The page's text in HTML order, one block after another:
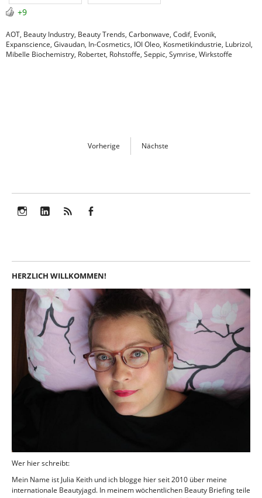
+9
AOT, Beauty Industry, Beauty Trends, Carbonwave, Codif, Evonik,
Expanscience, Givaudan, In-Cosmetics, IOI Oleo, Kosmetikindustrie, Lubrizol,
Mibelle Biochemistry, Robertet, Rohstoffe, Seppic, Symrise, Wirkstoffe
Vorherige Nächste
HERZLICH WILLKOMMEN!
Wer hier schreibt:
Mein Name ist Julia Keith und ich blogge hier seit 2010 über meine
internationale Beautyjagd. In meinem wöchentlichen Beauty Briefing teile